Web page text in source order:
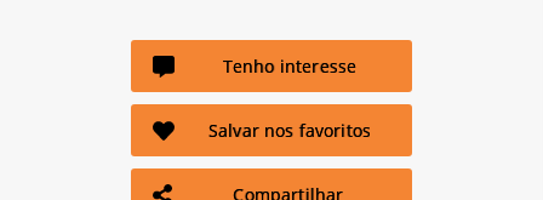
Tenho interesse
Salvar nos favoritos
Compartilhar